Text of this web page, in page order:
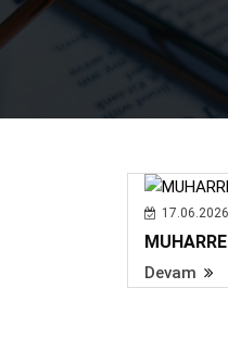
17.06.2026
Devam